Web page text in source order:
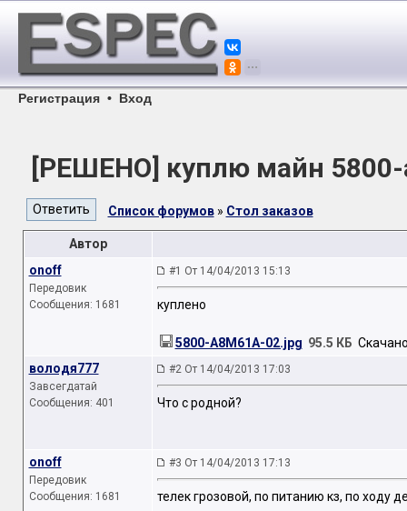
Регистрация • Вход
[РЕШЕНО] куплю майн 5800-
Список форумов» Стол заказов
Автор
onoff
Передовик
Сообщения: 1681
#1 От 14/04/2013 15:13
куплено
5800-A8M61A-02.jpg 95.5 КБ
володя777
Завсегдатай
Сообщения: 401
#2 От 14/04/2013 17:03
Что с родной?
onoff
Передовик
Сообщения: 1681
#3 От 14/04/2013 17:13
телек грозовой, по питанию кз, по ходу